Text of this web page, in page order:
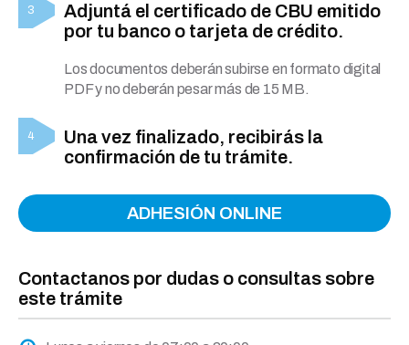
Adjuntá el certificado de CBU emitido
por tu banco o tarjeta de crédito.
Los documentos deberán subirse en formato digital
PDF y no deberán pesar más de 15 MB.
Una vez finalizado, recibirás la
confirmación de tu trámite.
ADHESIÓN ONLINE
Contactanos por dudas o consultas sobre
este trámite